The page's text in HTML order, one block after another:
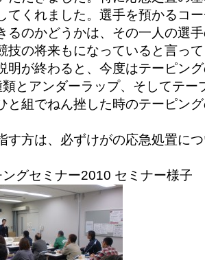
てくれました。選手を預かるコ
るのかどうかは、その一人の選
技の将来もになっていると言っ
明が終わると、今度はテーピン
とアンダーラップ、そしてテー
と組でねん挫した時のテーピン
方は、必ずけがの応急処置に
グセミナー2010 セミナー様子